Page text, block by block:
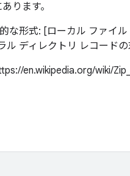
ります。
な形式: [ローカル ファイ
ル ディレクトリ レコードの
en.wikipedia.org/wiki/